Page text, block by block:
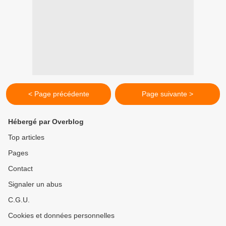
< Page précédente Page suivante >
Hébergé par Overblog
Top articles
Pages
Contact
Signaler un abus
C.G.U.
Cookies et données personnelles